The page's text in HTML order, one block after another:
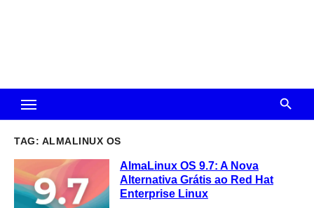
TAG: ALMALINUX OS
AlmaLinux OS 9.7: A Nova
Alternativa Grátis ao Red Hat
Enterprise Linux